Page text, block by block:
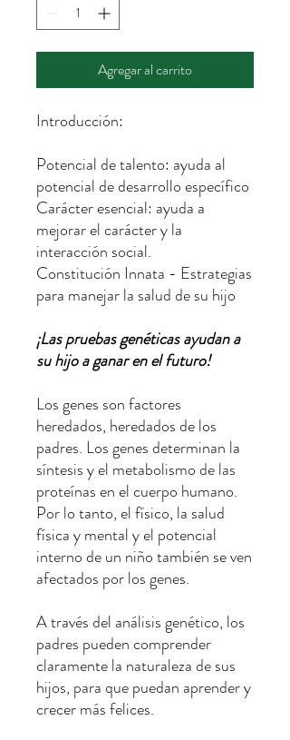
Agregar al carrito
Introducción:
Potencial de talento: ayuda al
potencial de desarrollo específico
Carácter esencial: ayuda a
mejorar el carácter y la
interacción social.
Constitución Innata - Estrategias
para manejar la salud de su hijo
¡Las pruebas genéticas ayudan a
su hijo a ganar en el futuro!
Los genes son factores
heredados, heredados de los
padres. Los genes determinan la
síntesis y el metabolismo de las
proteínas en el cuerpo humano.
Por lo tanto, el físico, la salud
física y mental y el potencial
interno de un niño también se ven
afectados por los genes.
A través del análisis genético, los
padres pueden comprender
claramente la naturaleza de sus
hijos, para que puedan aprender y
crecer más felices.